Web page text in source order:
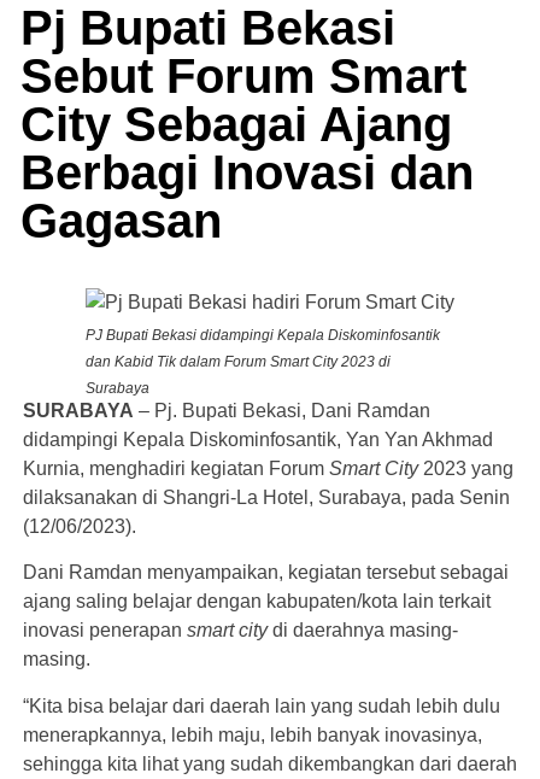
Pj Bupati Bekasi
Sebut Forum Smart
City Sebagai Ajang
Berbagi Inovasi dan
Gagasan
PJ Bupati Bekasi didampingi Kepala Diskominfosantik
dan Kabid Tik dalam Forum Smart City 2023 di
Surabaya
SURABAYA – Pj. Bupati Bekasi, Dani Ramdan
didampingi Kepala Diskominfosantik, Yan Yan Akhmad
Kurnia, menghadiri kegiatan Forum Smart City 2023 yang
dilaksanakan di Shangri-La Hotel, Surabaya, pada Senin
(12/06/2023).
Dani Ramdan menyampaikan, kegiatan tersebut sebagai
ajang saling belajar dengan kabupaten/kota lain terkait
inovasi penerapan smart citydi daerahnya masing-
masing.
“Kita bisa belajar dari daerah lain yang sudah lebih dulu
menerapkannya, lebih maju, lebih banyak inovasinya,
sehingga kita lihat yang sudah dikembangkan dari daerah